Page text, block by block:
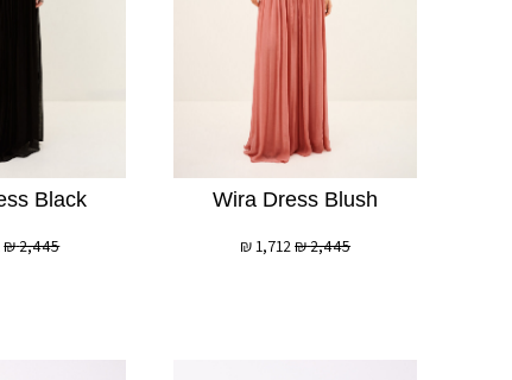
Wira Dress Blush
2,445
₪
1,712
₪
Black
2,445
₪